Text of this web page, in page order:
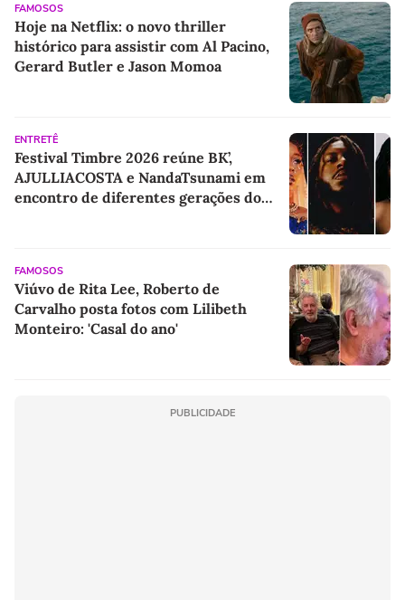
FAMOSOS
Hoje na Netflix: o novo thriller
histórico para assistir com Al Pacino,
Gerard Butler e Jason Momoa
ENTRETÊ
Festival Timbre 2026 reúne BK’,
AJULLIACOSTA e NandaTsunami em
encontro de diferentes gerações do
FAMOSOS
Viúvo de Rita Lee, Roberto de
Carvalho posta fotos com Lilibeth
Monteiro: 'Casal do ano'
PUBLICIDADE